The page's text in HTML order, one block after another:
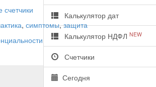
Калькулятор дат
Калькулятор НДФЛ NEW
Счетчики
Сегодня
счетчики
, симптомы,защита